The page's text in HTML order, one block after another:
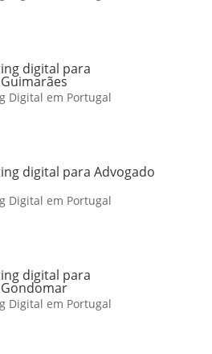
digital para
Digital em Portugal
digital para Advogado
Digital em Portugal
digital para
Digital em Portugal